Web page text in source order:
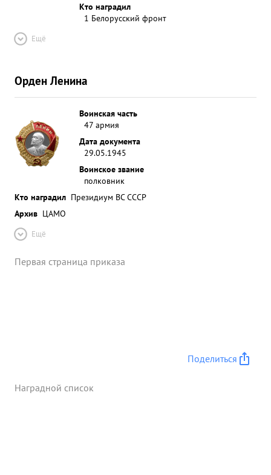
Кто наградил
1 Белорусский фронт
Ещё
Орден Ленина
Воинская часть
47 армия
Дата документа
29.05.1945
Воинское звание
полковник
Кто наградил Президиум ВС СССР
Архив ЦАМО
Ещё
Первая страница приказа
Поделиться
Наградной список